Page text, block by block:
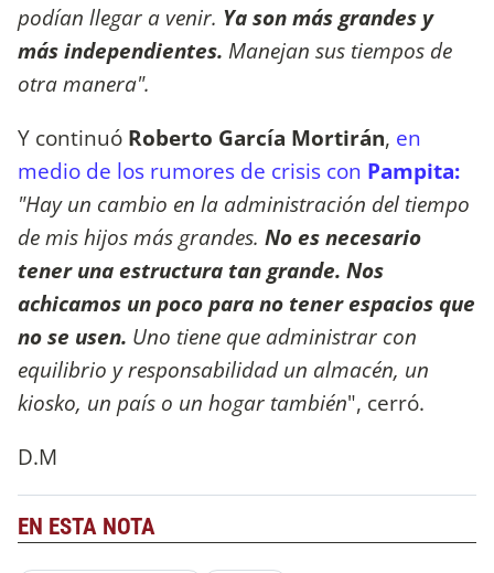
podían llegar a venir. Ya son más grandes y
más independientes. Manejan sus tiempos de
otra manera".
Y continuó Roberto García Mortirán, en
medio de los rumores de crisis con Pampita:
"Hay un cambio en la administración del tiempo
de mis hijos más grandes. No es necesario
tener una estructura tan grande. Nos
achicamos un poco para no tener espacios que
no se usen. Uno tiene que administrar con
equilibrio y responsabilidad un almacén, un
kiosko, un país o un hogar también", cerró.
D.M
EN ESTA NOTA